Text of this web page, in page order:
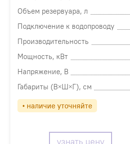
Объем резервуара, л
Подключение к водопроводу
Производительность
Мощность, кВт
Напряжение, В
Габариты (В×Ш×Г), см
• наличие уточняйте
узнать цену